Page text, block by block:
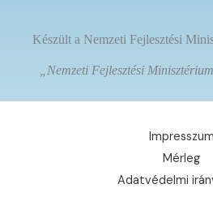
Készült a Nemzeti Fejlesztési
„Nemzeti Fejlesztési
Impresszum
Mérleg
Adatvédelmi